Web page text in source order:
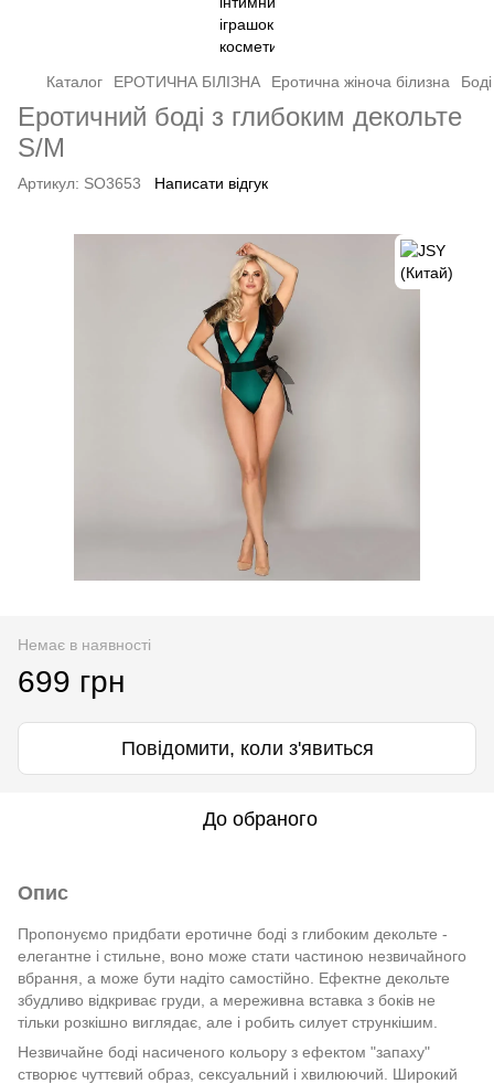
Каталог ЕРОТИЧНА БІЛІЗНА Еротична жіноча білизна Боді
Еротичний боді з глибоким декольте
S/M
Артикул: SO3653 Написати відгук
Немає в наявності
699 грн
Повідомити, коли з'явиться
До обраного
Опис
Пропонуємо придбати еротичне боді з глибоким декольте -
елегантне і стильне, воно може стати частиною незвичайного
вбрання, а може бути надіто самостійно. Ефектне декольте
збудливо відкриває груди, а мереживна вставка з боків не
тільки розкішно виглядає, але і робить силует стрункішим.
Незвичайне боді насиченого кольору з ефектом "запаху"
створює чуттєвий образ, сексуальний і хвилюючий. Широкий